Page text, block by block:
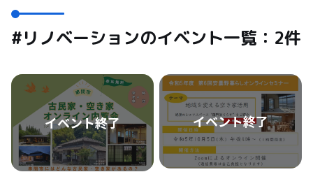
#リノベーションのイベント一覧：2件